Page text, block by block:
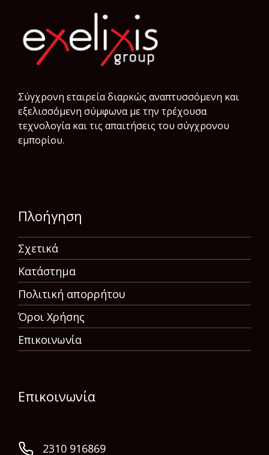
Σύγχρονη εταιρεία διαρκώς αναπτυσσόμενη και
εξελισσόμενη σύμφωνα µε την τρέχουσα
τεχνολογία και τις απαιτήσεις του σύγχρονου
εμπορίου.
Πλοήγηση
Σχετικά
Κατάστημα
Πολιτική απορρήτου
Όροι Χρήσης
Επικοινωνία
Επικοινωνία
2310 916869